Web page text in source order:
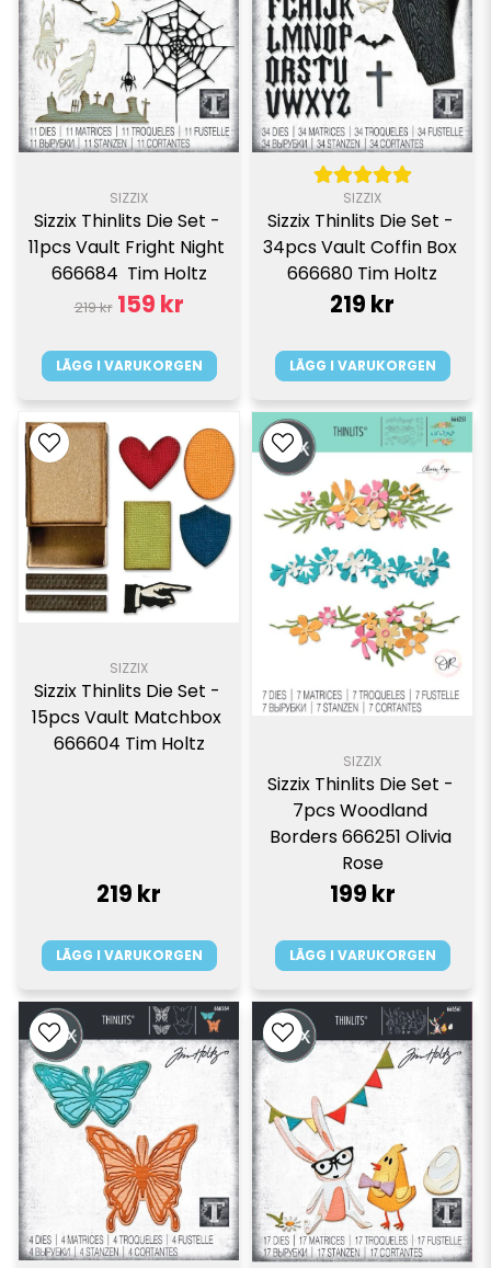
SIZZIX
Sizzix Thinlits Die Set -
11pcs Vault Fright Night
666684  Tim Holtz
219 kr 159 kr
LÄGG I VARUKORGEN
SIZZIX
Sizzix Thinlits Die Set -
34pcs Vault Coffin Box
666680 Tim Holtz
219 kr
LÄGG I VARUKORGEN
SIZZIX
Sizzix Thinlits Die Set -
15pcs Vault Matchbox
666604 Tim Holtz
219 kr
LÄGG I VARUKORGEN
SIZZIX
Sizzix Thinlits Die Set -
7pcs Woodland
Borders 666251 Olivia
Rose
199 kr
LÄGG I VARUKORGEN